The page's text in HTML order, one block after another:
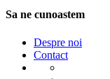
Sa ne cunoastem
Despre noi
Contact